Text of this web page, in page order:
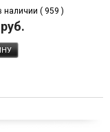
наличии ( 959 )